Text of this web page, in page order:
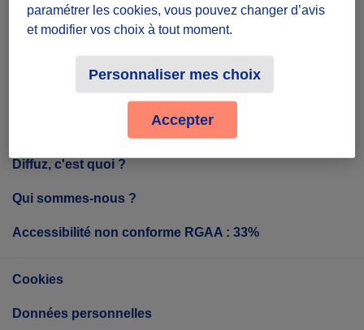
FacebookInstagramYoutube
Tout sur Diffuz
Diffuz, c'est quoi ?
Qui sommes-nous ?
Accessibilité non conforme RGAA : 33%
Cookies
Données personnelles
paramétrer les cookies, vous pouvez changer d’avis
et modifier vos choix à tout moment.
Personnaliser mes choix
Accepter